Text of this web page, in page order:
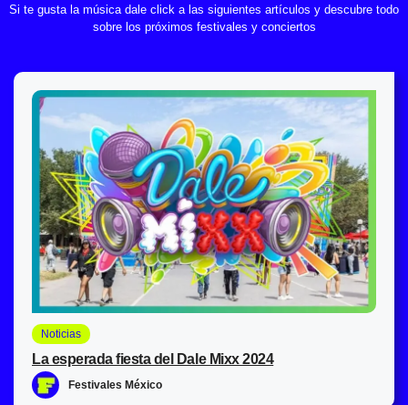
Si te gusta la música dale click a las siguientes artículos y descubre todo
sobre los próximos festivales y conciertos
Noticias
La esperada fiesta del Dale Mixx 2024
Festivales México